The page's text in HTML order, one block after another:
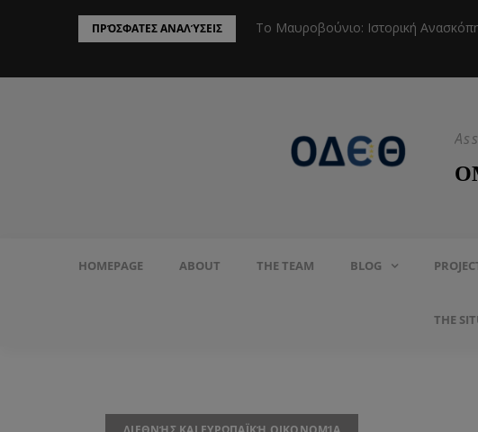
ΠΡΌΣΦΑΤΕΣ ΑΝΑΛΎΣΕΙΣ
Προστασία του Πληθυσμού από το Το Μαυροβούνιο: Ιστορική
HOMEPAGE ABOUT THE TEAM BLOG
THE